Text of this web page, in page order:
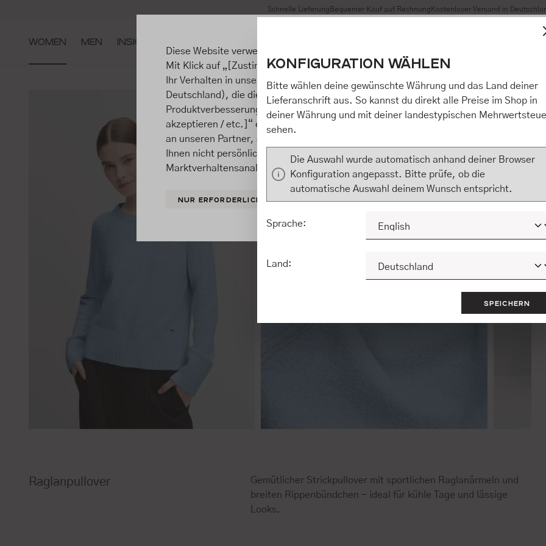
Zur Hauptnavigation springen Schnelle Lieferung Bequemer Kauf auf Rechnung Kostenloser Versand in
WOMEN MEN INSIGHTS
Raglanpullover
Gemütlicher Strickpullover mit sportlichen Raglanärmeln und
breiten Rippenbündchen - ideal für kühle Tage und lässige
Looks.
Diese Website verwendet Cookies, um eine bestmögliche Erfahrung bieten zu können.
Mit Klick auf „[Zustimmen / Alles akzeptieren / etc.]“ erteilen Sie Ihre Einwilligung
Ihr Verhalten in unserem Shop an unseren Partner, die shopware AG (Ebbinghoff 10,
Deutschland), die diese Daten Ihnen nicht persönlich zuordnen kann, sie aber zu
Produktverbesserungen, Marktverhaltensanalysen) verarbeiten darf. Mit Klick auf
akzeptieren / etc.]“ erteilen Sie Ihre Einwilligung auch in die Weitergabe über Ihr
an unseren Partner, die shopware AG (Ebbinghoff 10, 48624 Schöppingen,
Ihnen nicht persönlich zuordnen kann, sie aber zu eigenen Zwecken (z.B.
Marktverhaltensanalysen) verarbeiten darf.
NUR ERFORDERLICHE KONFIGURIEREN ALLE COOKIES
KONFIGURATION WÄHLEN
Bitte wählen deine gewünschte Währung und das Land deiner
Lieferanschrift aus. So kannst du direkt alle Preise im Shop in
deiner Währung und mit deiner landestypischen
sehen.
Die Auswahl wurde automatisch anhand deiner Browser
Konfiguration angepasst. Bitte prüfe, ob die
automatische Auswahl deinem Wunsch entspricht.
Sprache:
Land:
SPEICHERN